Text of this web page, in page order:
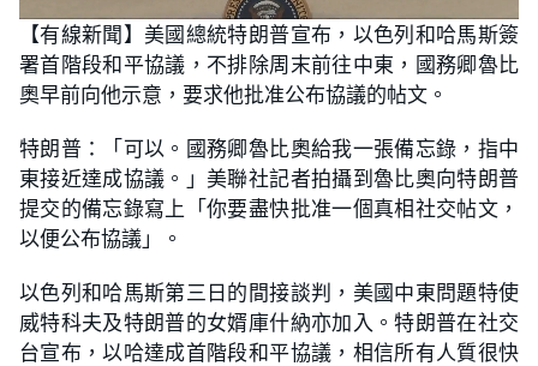
n
m
t
e
o
a
d
:
4
2
5
%
【有線新聞】美國總統特朗普宣布，以色列和哈馬斯簽
署首階段和平協議，不排除周末前往中東，國務卿魯比
奧早前向他示意，要求他批准公布協議的帖文。
特朗普：「可以。國務卿魯比奧給我一張備忘錄，指中
東接近達成協議。」美聯社記者拍攝到魯比奧向特朗普
提交的備忘錄寫上「你要盡快批准一個真相社交帖文，
以便公布協議」。
以色列和哈馬斯第三日的間接談判，美國中東問題特使
威特科夫及特朗普的女婿庫什納亦加入。特朗普在社交
台宣布，以哈達成首階段和平協議，相信所有人質很快